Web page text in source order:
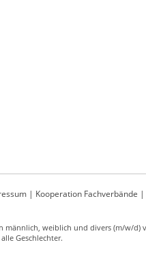
| Kooperation Fachverbände |
männlich, weiblich und divers (m/w/d)
Geschlechter.